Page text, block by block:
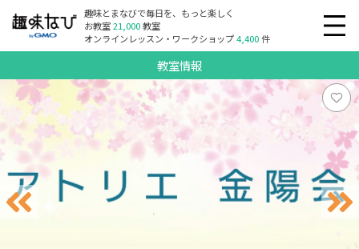
趣味とまなびで毎日を、もっと楽しく
お教室21,000教室
オンラインレッスン・ワークショップ4,400件
教室情報